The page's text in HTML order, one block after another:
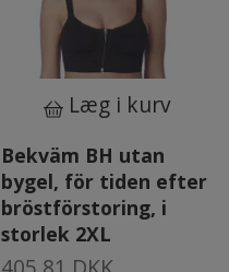
Læg i kurv
Bekväm BH utan
bygel, för tiden efter
bröstförstoring, i
storlek 2XL